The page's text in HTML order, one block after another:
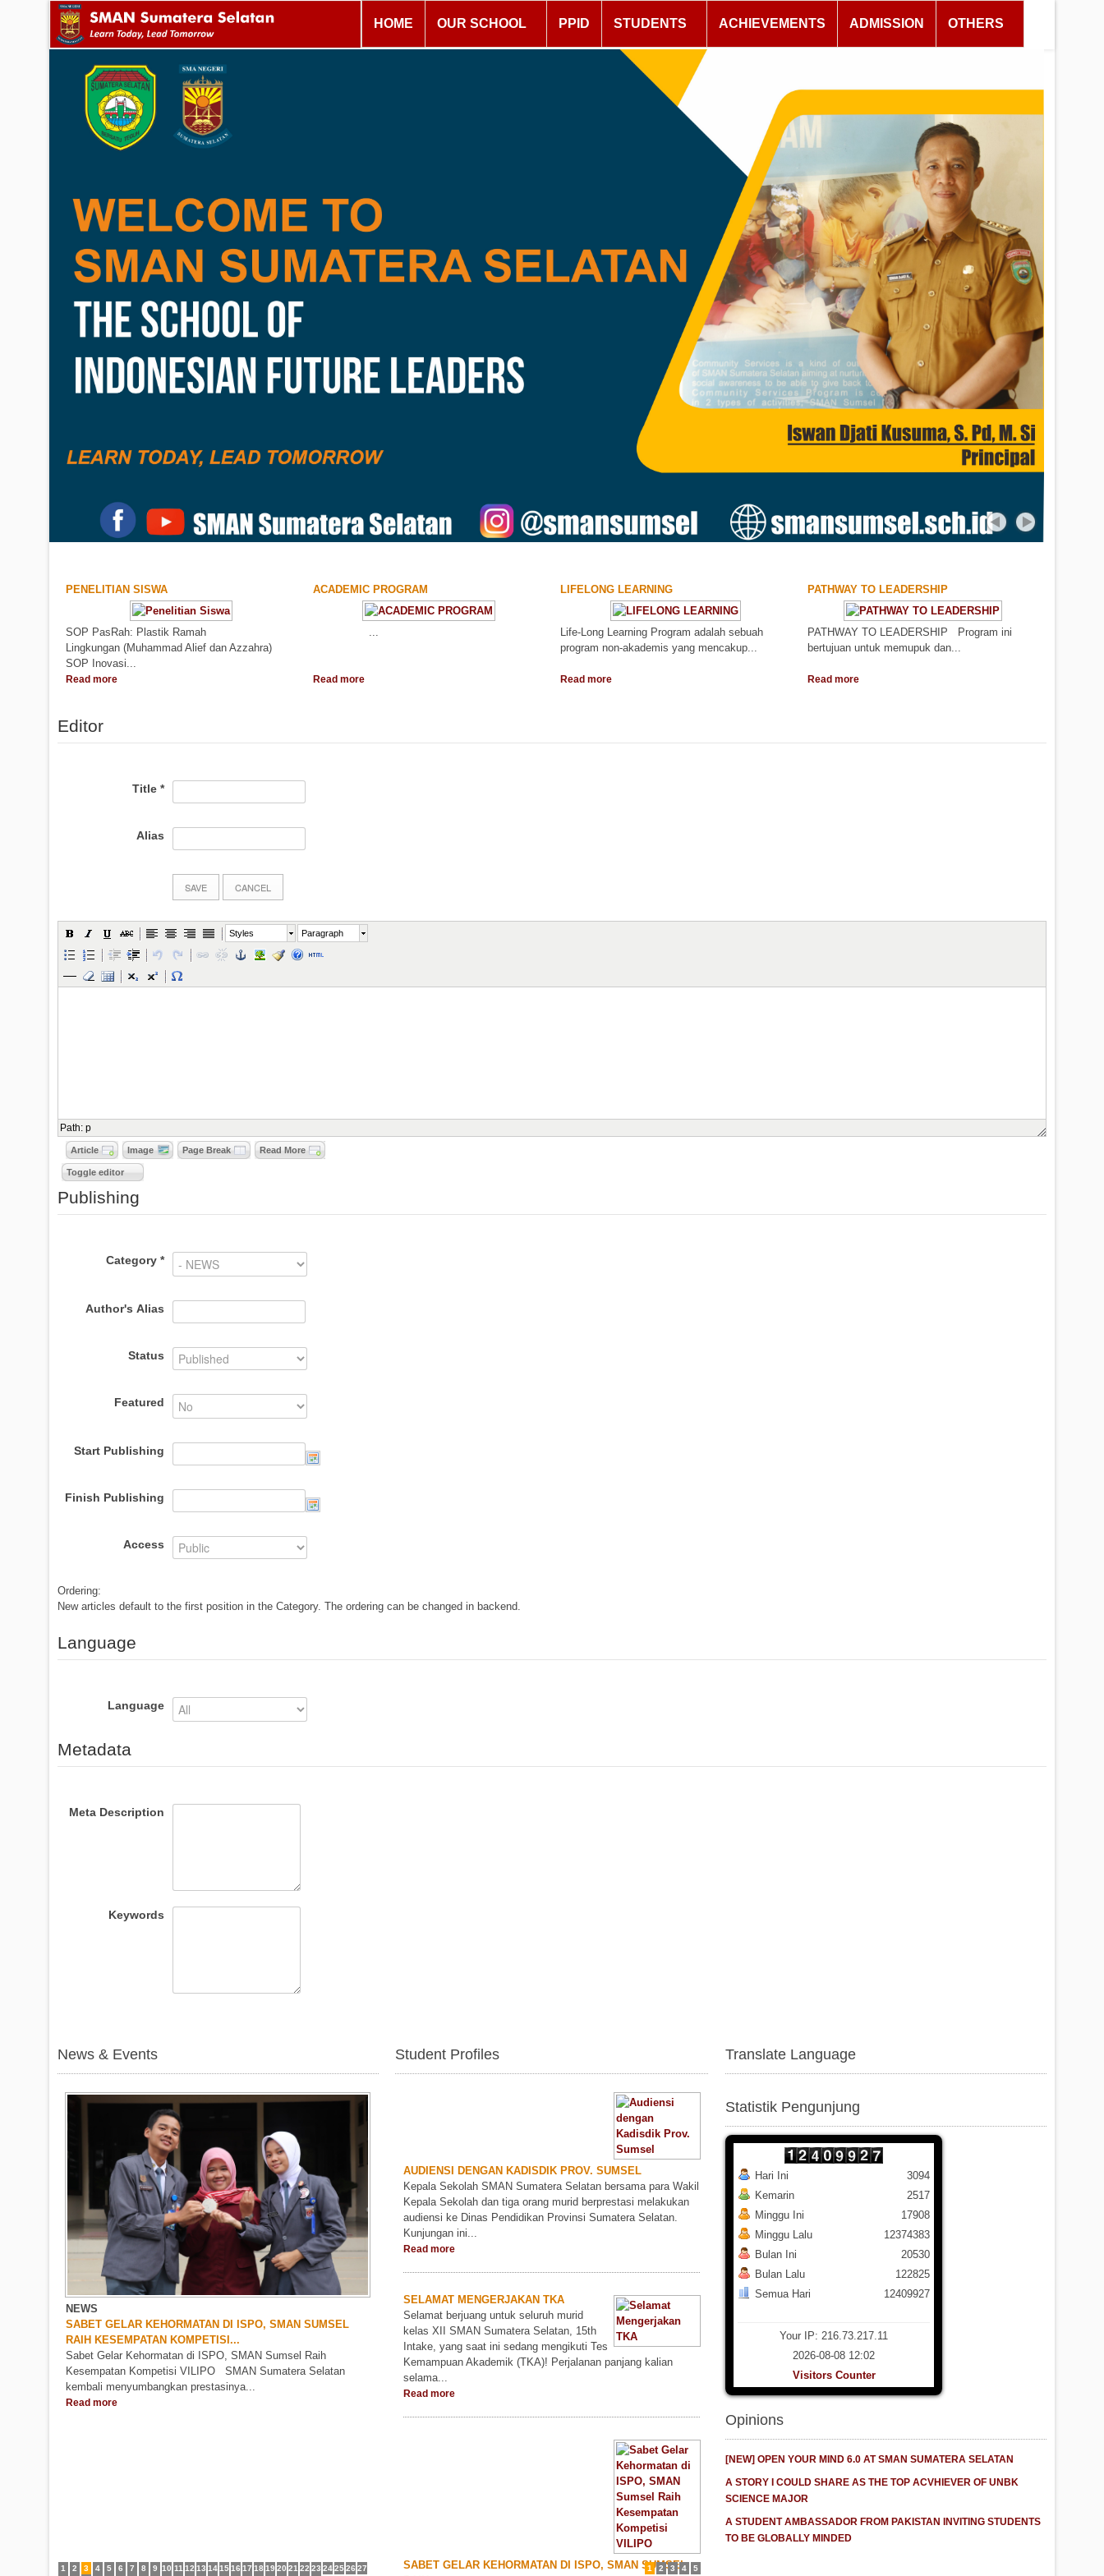
HOME OUR SCHOOL PPID STUDENTS ACHIEVEMENTS ADMISSION OTHERS
PENELITIAN SISWA
SOP PasRah: Plastik Ramah
Lingkungan (Muhammad Alief dan Azzahra)
SOP Inovasi...
Read more
ACADEMIC PROGRAM
...
Read more
LIFELONG LEARNING
Life-Long Learning Program adalah sebuah
program non-akademis yang mencakup...
Read more
PATHWAY TO LEADERSHIP
PATHWAY TO LEADERSHIP Program ini
bertujuan untuk memupuk dan...
Read more
Editor
Title *
Alias
SAVE CANCEL
Styles Paragraph
Path: p
Article Image Page Break Read More
Toggle editor
Publishing
Category *
Author's Alias
Status
Featured
Start Publishing
Finish Publishing
Access
Ordering:
New articles default to the first position in the Category. The ordering can be changed in backend.
Language
Language
Metadata
Meta Description
Keywords
News & Events
1 2 3 4 5 6 7 8 9 10 11 12 13 141516 17 18 19 20 21 22 23 242526 27
NEWS
SABET GELAR KEHORMATAN DI ISPO, SMAN SUMSEL
RAIH KESEMPATAN KOMPETISI...
Sabet Gelar Kehormatan di ISPO, SMAN Sumsel Raih
Kesempatan Kompetisi VILIPO SMAN Sumatera Selatan
kembali menyumbangkan prestasinya...
Read more
Student Profiles
1 2 3 4 5
AUDIENSI DENGAN KADISDIK PROV. SUMSEL
Kepala Sekolah SMAN Sumatera Selatan bersama para Wakil
Kepala Sekolah dan tiga orang murid berprestasi melakukan
audiensi ke Dinas Pendidikan Provinsi Sumatera Selatan.
Kunjungan ini...
Read more
SELAMAT MENGERJAKAN TKA
Selamat berjuang untuk seluruh murid
kelas XII SMAN Sumatera Selatan, 15th
Intake, yang saat ini sedang mengikuti Tes
Kemampuan Akademik (TKA)! Perjalanan panjang kalian
selama...
Read more
SABET GELAR KEHORMATAN DI ISPO, SMAN SUMSEL
Translate Language
Statistik Pengunjung
Hari Ini
Kemarin
Minggu Ini
Minggu Lalu
Bulan Ini
Bulan Lalu
Semua Hari
3094
2517
17908
12374383
20530
122825
12409927
Your IP: 216.73.217.11
2026-08-08 12:02
Visitors Counter
Opinions
[NEW] OPEN YOUR MIND 6.0 AT SMAN SUMATERA SELATAN
A STORY I COULD SHARE AS THE TOP ACVHIEVER OF UNBK
SCIENCE MAJOR
A STUDENT AMBASSADOR FROM PAKISTAN INVITING STUDENTS
TO BE GLOBALLY MINDED